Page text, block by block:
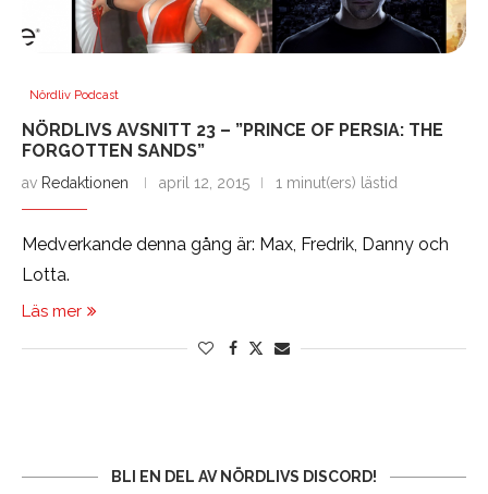
Nördliv Podcast
NÖRDLIVS AVSNITT 23 – ”PRINCE OF PERSIA: THE
FORGOTTEN SANDS”
av Redaktionen april 12, 2015 1 minut(ers) lästid
Medverkande denna gång är: Max, Fredrik, Danny och
Lotta.
Läs mer
BLI EN DEL AV NÖRDLIVS DISCORD!